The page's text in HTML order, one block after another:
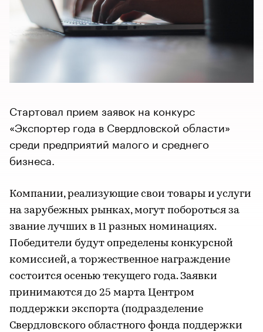
Стартовал прием заявок на конкурс
«Экспортер года в Свердловской области»
среди предприятий малого и среднего
бизнеса.
Компании, реализующие свои товары и услуги
на зарубежных рынках, могут побороться за
звание лучших в 11 разных номинациях.
Победители будут определены конкурсной
комиссией, а торжественное награждение
состоится осенью текущего года. Заявки
принимаются до 25 марта Центром
поддержки экспорта (подразделение
Свердловского областного фонда поддержки